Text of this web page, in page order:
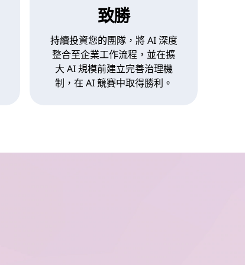
致勝
持續投資您的團隊，將 AI 深度
整合至企業工作流程，並在擴
大 AI 規模前建立完善治理機
制，在 AI 競賽中取得勝利。